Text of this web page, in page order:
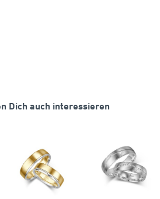
Dich auch interessieren